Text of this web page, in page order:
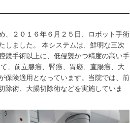
、２０１６年６月２５日、ロボット手術
しました。 本システムは、鮮明な三次
鏡手術以上に、低侵襲かつ精度の高い手
、前立腺癌、腎癌、胃癌、直腸癌、大
保険適用となっています。当院では、前
除術、大腸切除術などを実施していま